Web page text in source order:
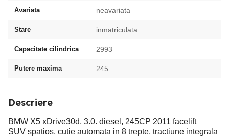
Avariata neavariata
Stare inmatriculata
Capacitate cilindrica 2993
Putere maxima 245
Descriere
BMW X5 xDrive30d, 3.0. diesel, 245CP 2011 facelift
SUV spatios, cutie automata in 8 trepte, tractiune integrala